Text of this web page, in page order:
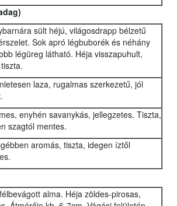
sült héjú, világosdrapp bélzetű
Sok apró légbuborék és néhány
légüreg látható. Héja visszapuhult,
laza, rugalmas szerkezetű, jól
enyhén savanykás, jellegzetes. Tiszta,
szagtól mentes.
aromás, tiszta, idegen íztől
alma. Héja zöldes-pirosas,